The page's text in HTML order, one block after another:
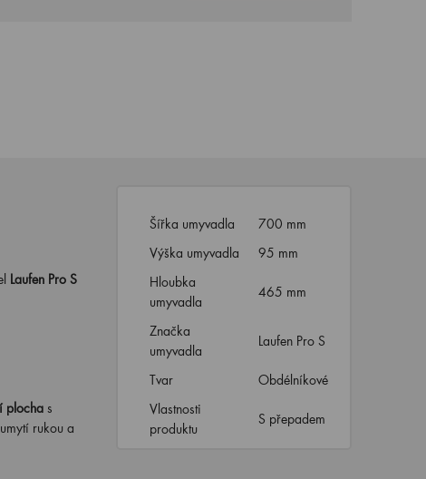
Laufen Pro S
plochas
rukou a
Šířka umyvadla
700 mm
Výška umyvadla
95 mm
Hloubka
umyvadla
465 mm
Značka
umyvadla
Laufen Pro S
Tvar
Obdélníkové
Vlastnosti
produktu
S přepadem